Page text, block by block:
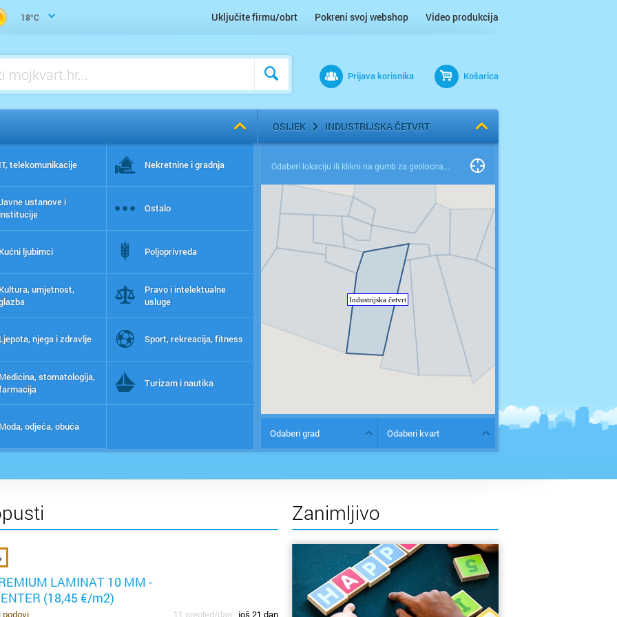
18°C Uključite firmu/obrt Pokreni svoj webshop Video produkcija
Prijava korisnika Košarica
IT, telekomunikacije
ustanove i
institucije
Kućni ljubimci
Kultura, umjetnost,
Ljepota, njega i zdravlje
Medicina, stomatologija,
Moda, odjeća, obuća
Nekretnine i gradnja
Ostalo
Poljoprivreda
Pravo i intelektualne
usluge
Sport, rekreacija, fitness
Turizam i nautika
OSIJEK INDUSTRIJSKA ČETVRT
Odaberi grad Odaberi kvart
LAMINAT 10 MM -
(18,45 €/m2)
11 pregled/dan još 21 dan
podovi
Zanimljivo